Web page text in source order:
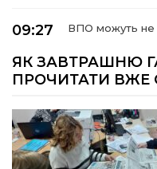
09:27
ВПО можуть не
комунальних
14:12
Досі ВПО?
внутрішньо
14:04
Учасниця
людина року –
ЯК ЗАВТРАШНЮ
ПРОЧИТАТИ ВЖЕ